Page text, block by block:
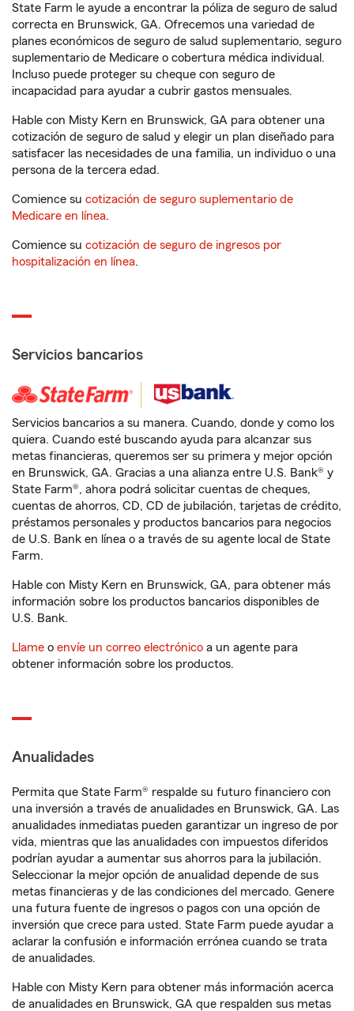
State Farm le ayude a encontrar la póliza de seguro de salud
correcta en Brunswick, GA. Ofrecemos una variedad de
planes económicos de seguro de salud suplementario, seguro
suplementario de Medicare o cobertura médica individual.
Incluso puede proteger su cheque con seguro de
incapacidad para ayudar a cubrir gastos mensuales.
Hable con Misty Kern en Brunswick, GA para obtener una
cotización de seguro de salud y elegir un plan diseñado para
satisfacer las necesidades de una familia, un individuo o una
persona de la tercera edad.
Comience su cotización de seguro suplementario de
Medicare en línea.
Comience su cotización de seguro de ingresos por
hospitalización en línea.
Servicios bancarios
Servicios bancarios a su manera. Cuando, donde y como los
quiera. Cuando esté buscando ayuda para alcanzar sus
metas financieras, queremos ser su primera y mejor opción
en Brunswick, GA. Gracias a una alianza entre U.S. Bank® y
State Farm®, ahora podrá solicitar cuentas de cheques,
cuentas de ahorros, CD, CD de jubilación, tarjetas de crédito,
préstamos personales y productos bancarios para negocios
de U.S. Bank en línea o a través de su agente local de State
Farm.
Hable con Misty Kern en Brunswick, GA, para obtener más
información sobre los productos bancarios disponibles de
U.S. Bank.
Llame o envíe un correo electrónico a un agente para
obtener información sobre los productos.
Anualidades
Permita que State Farm® respalde su futuro financiero con
una inversión a través de anualidades en Brunswick, GA. Las
anualidades inmediatas pueden garantizar un ingreso de por
vida, mientras que las anualidades con impuestos diferidos
podrían ayudar a aumentar sus ahorros para la jubilación.
Seleccionar la mejor opción de anualidad depende de sus
metas financieras y de las condiciones del mercado. Genere
una futura fuente de ingresos o pagos con una opción de
inversión que crece para usted. State Farm puede ayudar a
aclarar la confusión e información errónea cuando se trata
de anualidades.
Hable con Misty Kern para obtener más información acerca
de anualidades en Brunswick, GA que respalden sus metas